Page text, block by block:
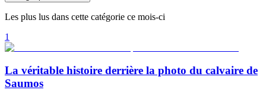
Les plus lus dans cette catégorie ce mois-ci
1
La véritable histoire derrière la photo du calvaire de
Saumos